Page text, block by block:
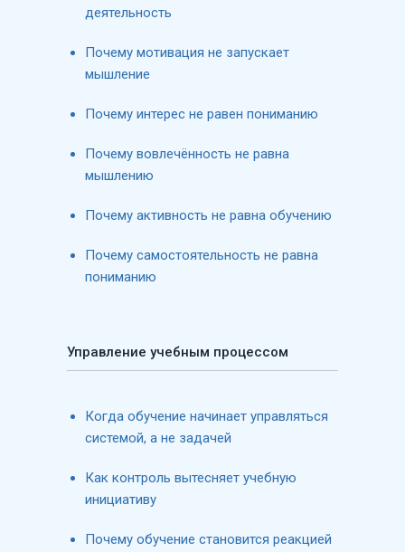
деятельность
Почему мотивация не запускает
мышление
Почему интерес не равен пониманию
Почему вовлечённость не равна
мышлению
Почему активность не равна обучению
Почему самостоятельность не равна
пониманию
Управление учебным процессом
Когда обучение начинает управляться
системой, а не задачей
Как контроль вытесняет учебную
инициативу
Почему обучение становится реакцией